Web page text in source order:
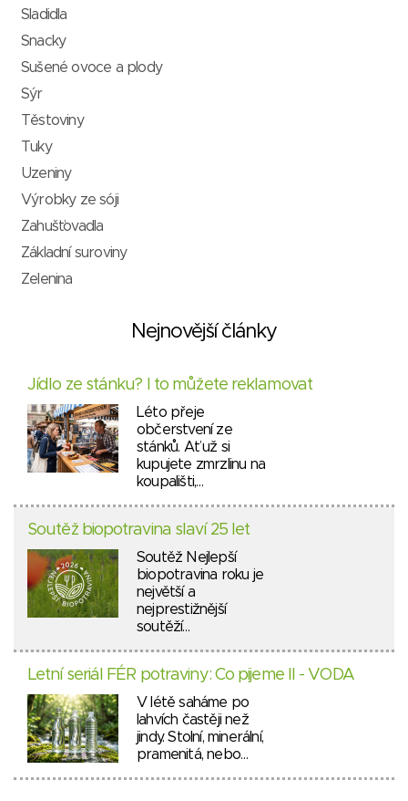
Sladidla
Snacky
Sušené ovoce a plody
Sýr
Těstoviny
Tuky
Uzeniny
Výrobky ze sóji
Zahušťovadla
Základní suroviny
Zelenina
Nejnovější články
Jídlo ze stánku? I to můžete reklamovat
Léto přeje
občerstvení ze
stánků. Ať už si
kupujete zmrzlinu na
koupališti,…
Soutěž biopotravina slaví 25 let
Soutěž Nejlepší
biopotravina roku je
největší a
nejprestižnější
soutěží…
Letní seriál FÉR potraviny: Co pijeme II - VODA
V létě saháme po
lahvích častěji než
jindy. Stolní, minerální,
pramenitá, nebo…